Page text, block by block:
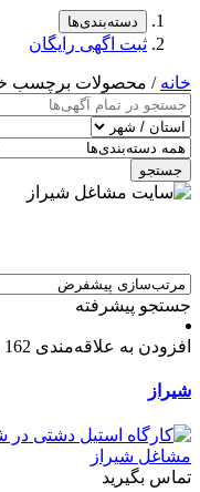
دسته‌بندی‌ها
ثبت اگهی رایگان
خانه / محصولات برچسب
جستجو
جستجو پیشرفته
افزودن به علاقه‌مندی 162 بازدید
شیراز
تماس بگیرید